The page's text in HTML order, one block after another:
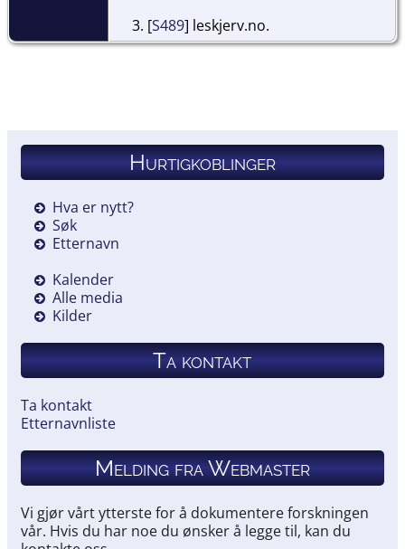
[S489] leskjerv.no.
Hurtigkoblinger
Hva er nytt?
Søk
Etternavn
Kalender
Alle media
Kilder
Ta kontakt
Ta kontakt
Etternavnliste
Melding fra Webmaster
Vi gjør vårt ytterste for å dokumentere forskningen
vår. Hvis du har noe du ønsker å legge til, kan du